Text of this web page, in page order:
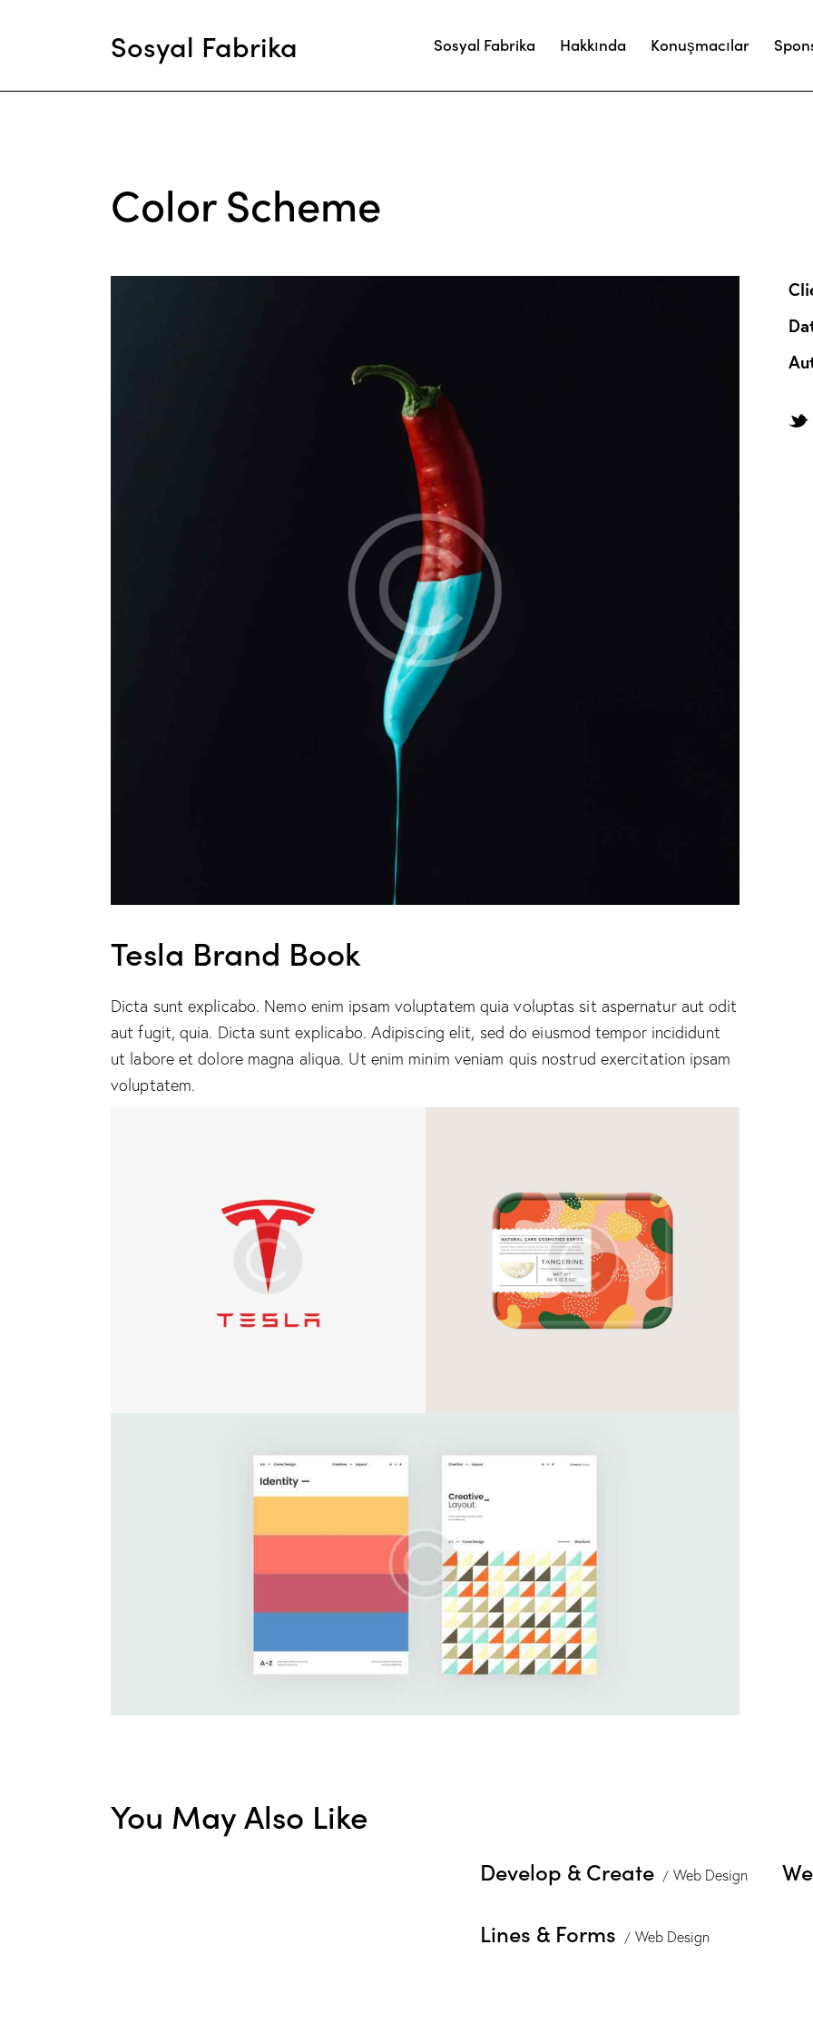
Sosyal Fabrika Sosyal Fabrika Hakkında Konuşmacılar
Color Scheme
Tesla Brand Book
Dicta sunt explicabo. Nemo enim ipsam voluptatem quia voluptas sit aspernatur aut odit
aut fugit, quia. Dicta sunt explicabo. Adipiscing elit, sed do eiusmod tempor incididunt
ut labore et dolore magna aliqua. Ut enim minim veniam quis nostrud exercitation ipsam
voluptatem.
You May Also Like
Web Design
Develop & Create
Web Design
Lines & Forms